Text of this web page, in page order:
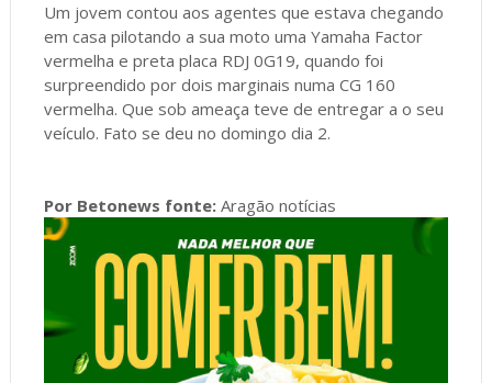
Um jovem contou aos agentes que estava chegando
em casa pilotando a sua moto uma Yamaha Factor
vermelha e preta placa RDJ 0G19, quando foi
surpreendido por dois marginais numa CG 160
vermelha. Que sob ameaça teve de entregar a o seu
veículo. Fato se deu no domingo dia 2.
Por Betonews fonte:Aragão notícias